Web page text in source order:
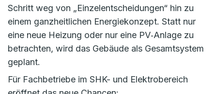
Schritt weg von „Einzelentscheidungen“ hin zu
einem ganzheitlichen Energiekonzept. Statt nur
eine neue Heizung oder nur eine PV‑Anlage zu
betrachten, wird das Gebäude als Gesamtsystem
geplant.
Für Fachbetriebe im SHK- und Elektrobereich